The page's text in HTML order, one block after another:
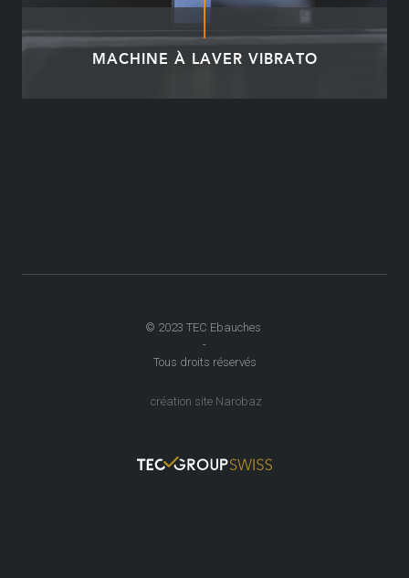
MACHINE À LAVER VIBRATO
© 2023 TEC Ebauches
-
Tous droits réservés
création site Narobaz